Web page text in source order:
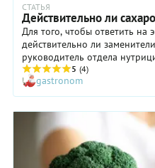
СТАТЬЯ
Действительно ли
Для того, чтобы ответить на
действительно ли
руководитель отдела
холдинга «Атлас» Лиза
5 (4)
gastronom